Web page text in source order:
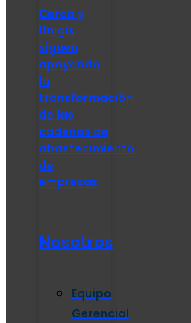
Cerca y
Unigis
siguen
apoyando
la
transformación
de las
cadenas de
abastecimiento
de
empresas
Nosotros
Equipo
Gerencial